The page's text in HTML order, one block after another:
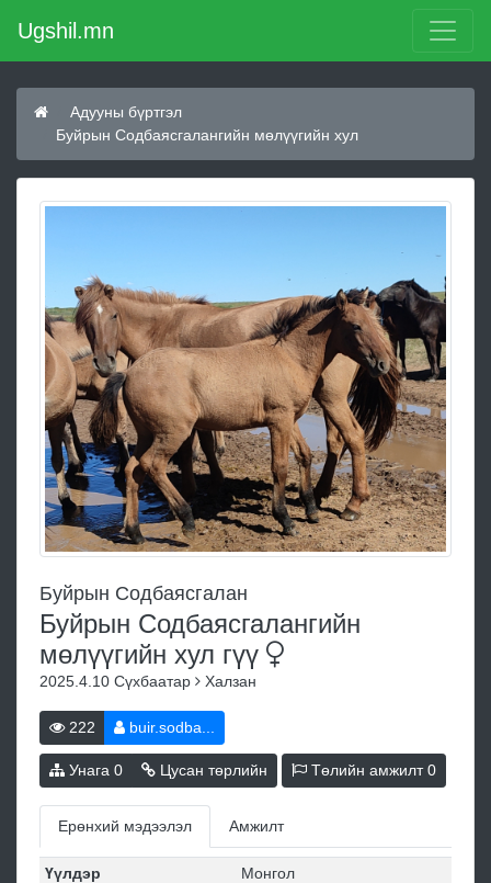
Ugshil.mn
Адууны бүртгэл
Буйрын Содбаясгалангийн мөлүүгийн хул
Буйрын Содбаясгалан
Буйрын Содбаясгалангийн
мөлүүгийн хул гүү
2025.4.10 Сүхбаатар Халзан
222 buir.sodba...
Унага 0 Цусан төрлийн Төлийн амжилт0
Ерөнхий мэдээлэл Амжилт
Үүлдэр
Монгол